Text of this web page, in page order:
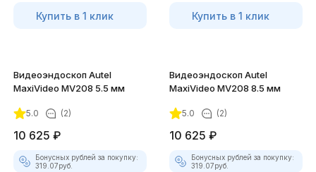
Купить в 1 клик Купить в 1 клик
Видеоэндоскоп Autel
MaxiVideo MV208 5.5 мм
5.0 (2)
10 625 ₽
Бонусных рублей за покупку:
319.07руб.
Видеоэндоскоп Autel
MaxiVideo MV208 8.5 мм
5.0 (2)
10 625 ₽
Бонусных рублей за покупку:
319.07руб.